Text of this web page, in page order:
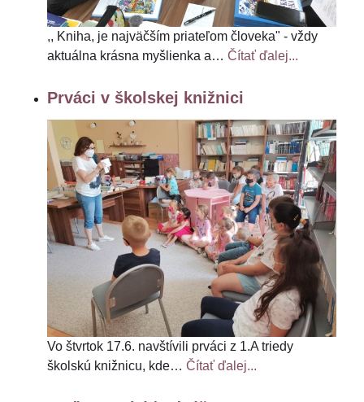
,, Kniha, je najväčším priateľom človeka" - vždy
aktuálna krásna myšlienka a… Čítať ďalej...
Prváci v školskej knižnici
Vo štvrtok 17.6. navštívili prváci z 1.A triedy
školskú knižnicu, kde… Čítať ďalej...